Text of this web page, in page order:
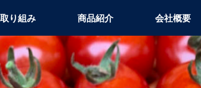
り組み 商品紹介 会社概要